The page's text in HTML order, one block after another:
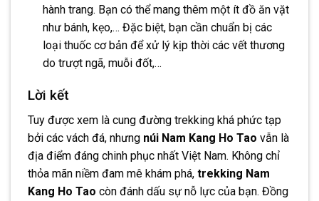
hành trang. Bạn có thể mang thêm một ít đồ ăn vặt
như bánh, kẹo,… Đặc biệt, bạn cần chuẩn bị các
loại thuốc cơ bản để xử lý kịp thời các vết thương
do trượt ngã, muỗi đốt,…
Lời kết
Tuy được xem là cung đường trekking khá phức tạp
bởi các vách đá, nhưng núi Nam Kang Ho Tao vẫn là
địa điểm đáng chinh phục nhất Việt Nam. Không chỉ
thỏa mãn niềm đam mê khám phá, trekking Nam
Kang Ho Tao còn đánh dấu sự nỗ lực của bạn. Đồng